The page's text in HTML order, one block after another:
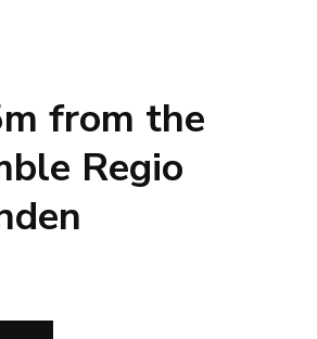
from the
Regio